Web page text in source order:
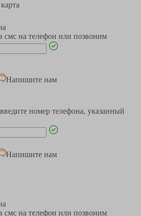
на телефон или позвоним
Напишите нам
номер телефона, указанный
Напишите нам
на телефон или позвоним